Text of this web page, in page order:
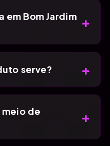
em Bom Jardim +
serve? +
de
+